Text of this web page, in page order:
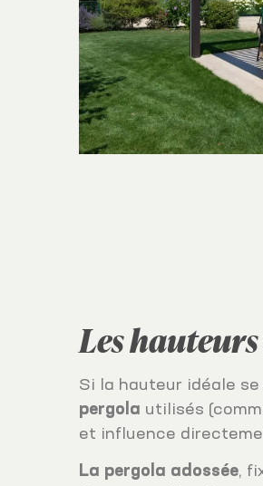
Les
Si la hauteur idéale
pergola utilisés
et influence
La pergola adossée,